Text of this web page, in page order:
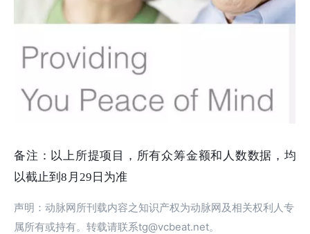
备注：以上所提项目，所有众筹金额和人数数据，均
以截止到8月29日为准
声明：动脉网所刊载内容之知识产权为动脉网及相关权利人专
属所有或持有。转载请联系tg@vcbeat.net。